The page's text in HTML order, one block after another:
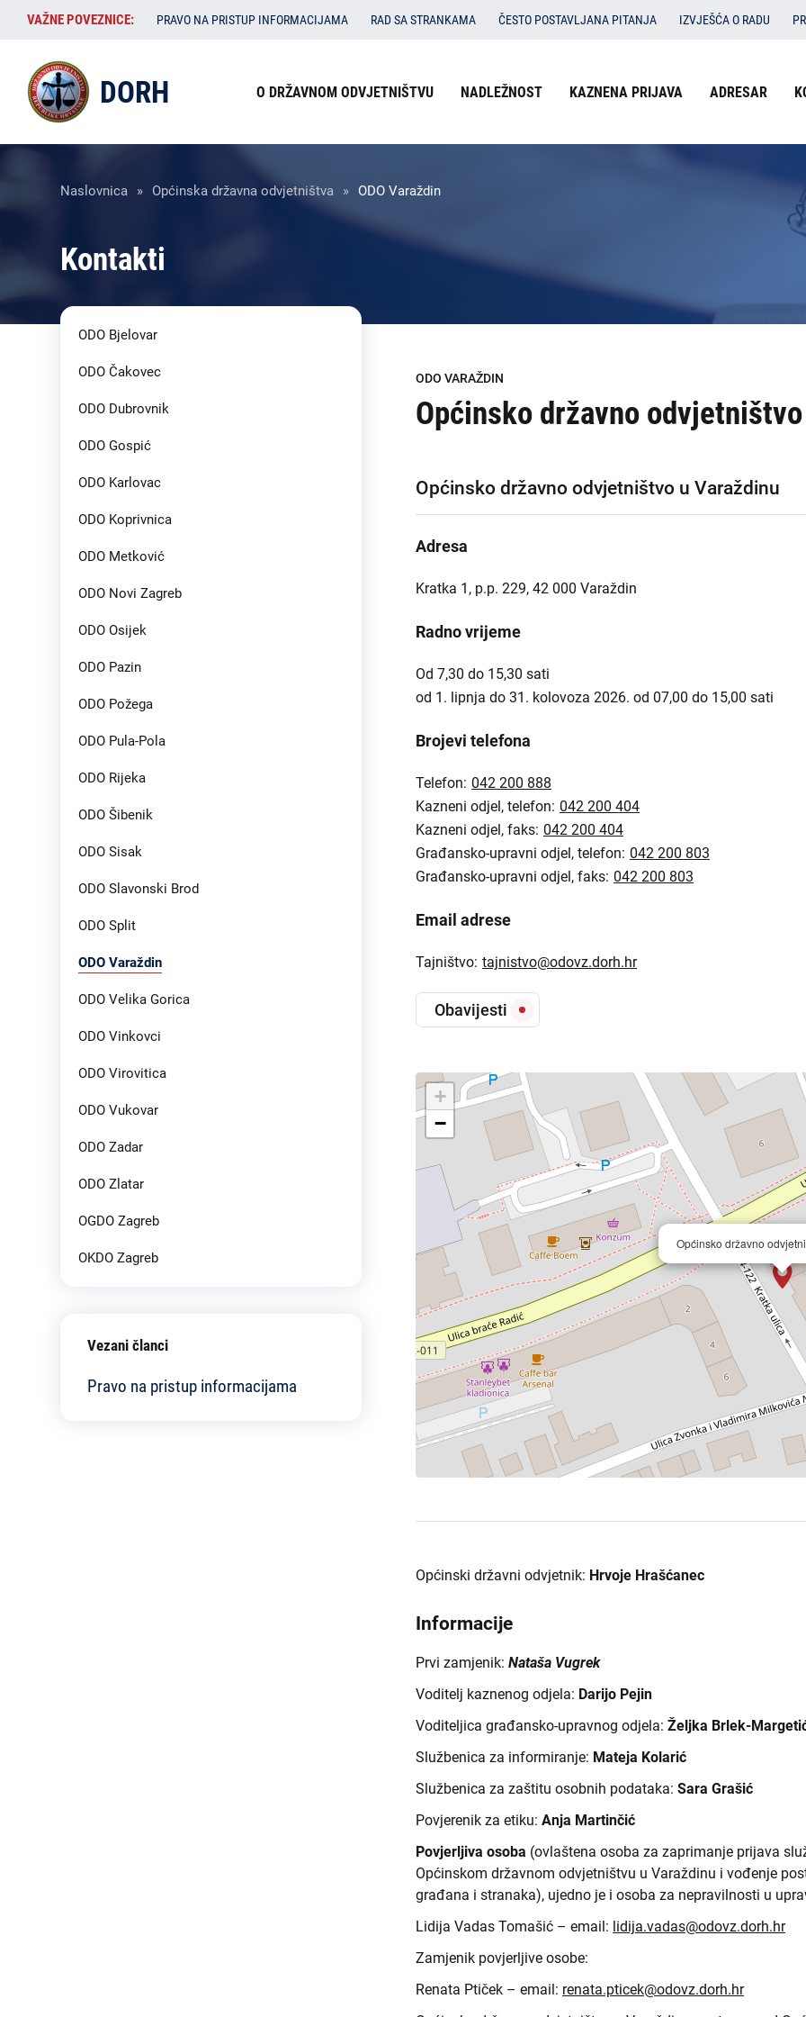
Skoči
sadržaj
VAŽNE
POVEZNICE:
VAŽNE POVEZNICE: PRAVO NA PRISTUP INFORMACIJAMA RAD SA STRANKAMA ČESTO POSTAVLJANA PITANJA IZVJEŠĆA O RADU
DORH
Izbornik
zaglavlju
O DRŽAVNOM ODVJETNIŠTVU NADLEŽNOST KAZNENA PRIJAVA ADRESAR
Breadcrumb
Naslovnica Općinska državna odvjetništva ODO Varaždin
Kontakti
ODO VARAŽDIN
Općinsko državno
Općinsko državno odvjetništvo u Varaždinu
Adresa
Kratka 1, p.p. 229, 42 000 Varaždin
Radno vrijeme
Od 7,30 do 15,30 sati
od 1. lipnja do 31. kolovoza 2026. od 07,00 do 15,00 sati
Brojevi telefona
Telefon: 042 200 888
Kazneni odjel, telefon: 042 200 404
Kazneni odjel, faks: 042 200 404
Građansko-upravni odjel, telefon: 042 200 803
Građansko-upravni odjel, faks: 042 200 803
Email adrese
Tajništvo: tajnistvo@odovz.dorh.hr
Obavijesti
Općinsko državno
+
−
Općinski državni odvjetnik: Hrvoje Hrašćanec
Informacije
Prvi zamjenik: Nataša Vugrek
Voditelj kaznenog odjela: Darijo Pejin
Voditeljica građansko-upravnog odjela: Željka Brlek-
Službenica za informiranje: Mateja Kolarić
Službenica za zaštitu osobnih podataka: Sara Grašić
Povjerenik za etiku: Anja Martinčić
Povjerljiva osoba (ovlaštena osoba za zaprimanje prijava
Općinskom državnom odvjetništvu u Varaždinu i vođenje
građana i stranaka), ujedno je i osoba za nepravilnosti u
Lidija Vadas Tomašić – email: lidija.vadas@odovz.dorh.hr
Zamjenik povjerljive osobe:
Renata Ptiček – email: renata.pticek@odovz.dorh.hr
ODO Bjelovar
ODO Čakovec
ODO Dubrovnik
ODO Gospić
ODO Karlovac
ODO Koprivnica
ODO Metković
ODO Novi Zagreb
ODO Osijek
ODO Pazin
ODO Požega
ODO Pula-Pola
ODO Rijeka
ODO Šibenik
ODO Sisak
ODO Slavonski Brod
ODO Split
ODO Varaždin
ODO Velika Gorica
ODO Vinkovci
ODO Virovitica
ODO Vukovar
ODO Zadar
ODO Zlatar
OGDO Zagreb
OKDO Zagreb
Vezani članci
Pravo na pristup informacijama